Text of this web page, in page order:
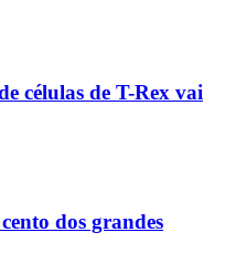
células de T-Rex vai
dos grandes